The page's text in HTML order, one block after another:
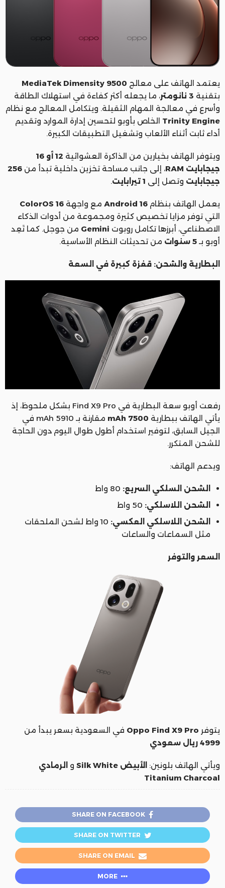
يعتمد الهاتف على معالج MediaTek Dimensity 9500
بتقنية 3 نانومتر
، ما يجعله أكثر كفاءة في استهلاك الطاقة
وأسرع في معالجة المهام الثقيلة. ويتكامل المعالج مع نظام
Trinity Engine الخاص بأوبو لتحسين إدارة الموارد وتقديم
أداء ثابت أثناء الألعاب وتشغيل التطبيقات الكبيرة.
ويتوفر الهاتف بخيارين من الذاكرة العشوائية
12 أو 16
جيجابايت RAM
، إلى جانب مساحة تخزين داخلية تبدأ من 256
جيجابايت وتصل إلى 1 تيرابايت .
يعمل الهاتف بنظام Android 16 مع واجهة ColorOS 16
التي توفر مزايا تخصيص كثيرة ومجموعة من أدوات الذكاء
الاصطناعي، أبرزها تكامل روبوت Gemini من جوجل. كما تَعِد
أوبو بـ 5 سنوات من تحديثات النظام الأساسية.
البطارية والشحن: قفزة كبيرة في السعة
رفعت أوبو سعة البطارية في Find X9 Pro بشكل ملحوظ، إذ
يأتي الهاتف ببطارية 7500 mAh
مقارنة بـ 5910 mAh في
الجيل السابق، لتوفير استخدام أطول طوال اليوم دون الحاجة
للشحن المتكرر.
ويدعم الهاتف:
الشحن السلكي السريع:
الشحن اللاسلكي:
الشحن اللاسلكي العكسي:
10 واط لشحن الملحقات
مثل السماعات والساعات
السعر والتوفر
يتوفر Oppo Find X9 Pro في السعودية بسعر يبدأ من
4999 ريال سعودي
ويأتي الهاتف بلونين: الأبيض Silk White و
الرمادي
Titanium Charcoal
SHARE ON FACEBOOK
SHARE ON TWITTER
SHARE ON EMAIL
MORE